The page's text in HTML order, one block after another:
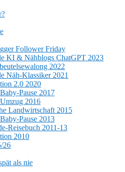
Follower Friday
KI & Nähblogs ChatGPT 2023
2022
Näh-Klassiker 2021
2.0 2020
Pause 2017
2016
Landwirtschaft 2015
Pause 2013
Reisebuch 2011-13
2010
26
als nie